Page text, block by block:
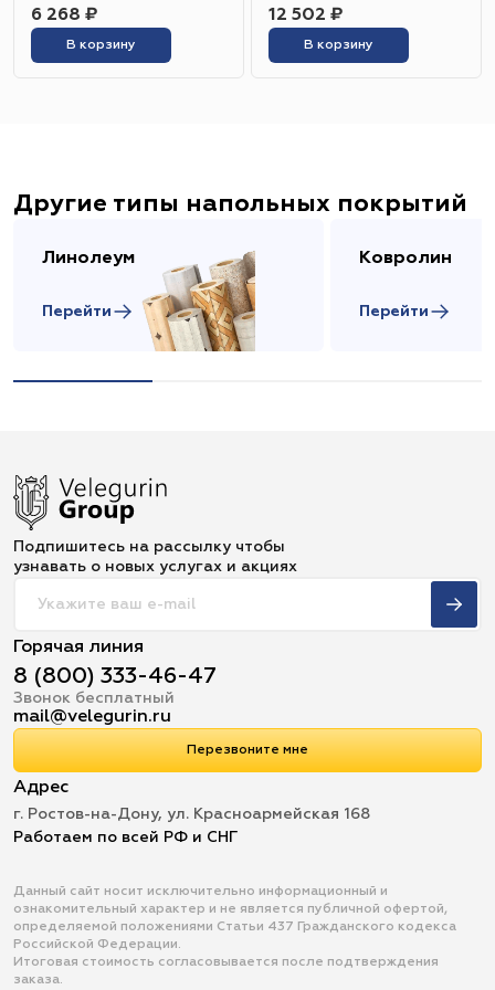
6 268 ₽
В корзину
12 502 ₽
В корзину
Другие типы напольных покрытий
Линолеум
Перейти
Ковролин
Перейти
Подпишитесь на рассылку чтобы
узнавать о новых услугах и акциях
Горячая линия
8 (800) 333-46-47
Звонок бесплатный
mail@velegurin.ru
Перезвоните мне
Адрес
г. Ростов-на-Дону, ул. Красноармейская 168
Работаем по всей РФ и СНГ
Данный сайт носит исключительно информационный и
ознакомительный характер и не является публичной офертой,
определяемой положениями Статьи 437 Гражданского кодекса
Российской Федерации.
Итоговая стоимость согласовывается после подтверждения
заказа.